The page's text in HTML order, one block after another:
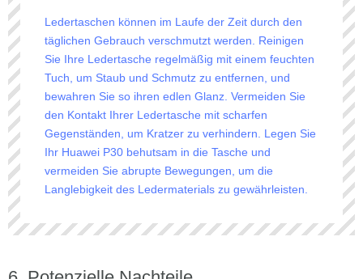
Ledertaschen können im Laufe der Zeit durch den
täglichen Gebrauch verschmutzt werden. Reinigen
Sie Ihre Ledertasche regelmäßig mit einem feuchten
Tuch, um Staub und Schmutz zu entfernen, und
bewahren Sie so ihren edlen Glanz. Vermeiden Sie
den Kontakt Ihrer Ledertasche mit scharfen
Gegenständen, um Kratzer zu verhindern. Legen Sie
Ihr Huawei P30 behutsam in die Tasche und
vermeiden Sie abrupte Bewegungen, um die
Langlebigkeit des Ledermaterials zu gewährleisten.